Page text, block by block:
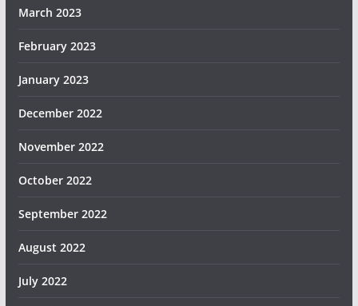
March 2023
February 2023
January 2023
December 2022
November 2022
October 2022
September 2022
August 2022
July 2022